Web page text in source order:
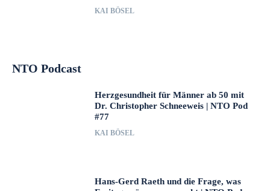
KAI BÖSEL
NTO Podcast
Herzgesundheit für Männer ab 50 mit
Dr. Christopher Schneeweis | NTO Pod
#77
KAI BÖSEL
Hans-Gerd Raeth und die Frage, was